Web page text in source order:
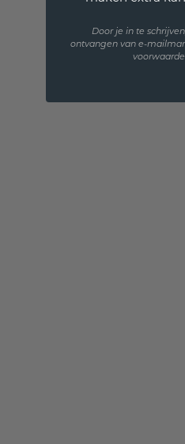
Door je in te
ontvangen van e-